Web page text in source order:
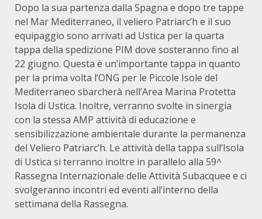
Dopo la sua partenza dalla Spagna e dopo tre tappe
nel Mar Mediterraneo, il veliero Patriarc’h e il suo
equipaggio sono arrivati ad Ustica per la quarta
tappa della spedizione PIM dove sosteranno fino al
22 giugno. Questa è un’importante tappa in quanto
per la prima volta l’ONG per le Piccole Isole del
Mediterraneo sbarcherà nell’Area Marina Protetta
Isola di Ustica. Inoltre, verranno svolte in sinergia
con la stessa AMP attività di educazione e
sensibilizzazione ambientale durante la permanenza
del Veliero Patriarc’h. Le attività della tappa sull’Isola
di Ustica si terranno inoltre in parallelo alla 59^
Rassegna Internazionale delle Attività Subacquee e ci
svolgeranno incontri ed eventi all’interno della
settimana della Rassegna.